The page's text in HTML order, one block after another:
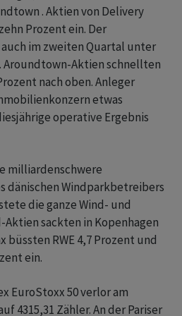
. Aktien von Delivery
Prozent ein. Der
im zweiten Quartal unter
Aroundtown-Aktien schnellten
nach oben. Anleger
etwas
operative Ergebnis
milliardenschwere
dänischen Windparkbetreibers
die ganze Wind- und
Aktien sackten in Kopenhagen
büssten RWE 4,7 Prozent und
ein.
EuroStoxx 50 verlor am
4315,31 Zähler. An der Pariser